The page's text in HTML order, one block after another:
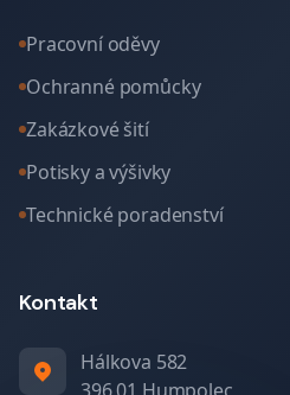
Pracovní oděvy
Ochranné pomůcky
Zakázkové šití
Potisky a výšivky
Technické poradenství
Kontakt
Hálkova 582